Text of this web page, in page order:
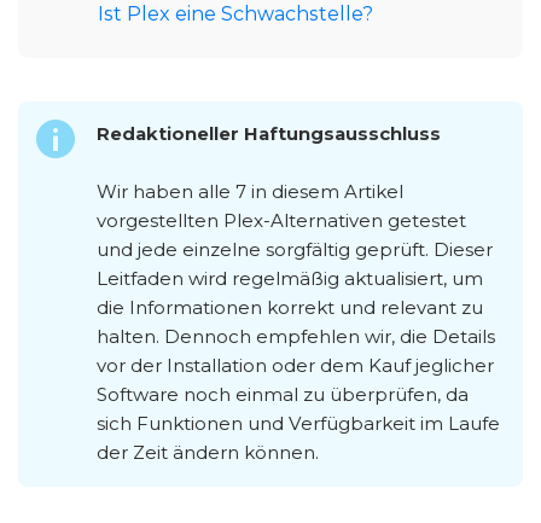
Ist Plex eine Schwachstelle?
Redaktioneller Haftungsausschluss
Wir haben alle 7 in diesem Artikel
vorgestellten Plex-Alternativen getestet
und jede einzelne sorgfältig geprüft. Dieser
Leitfaden wird regelmäßig aktualisiert, um
die Informationen korrekt und relevant zu
halten. Dennoch empfehlen wir, die Details
vor der Installation oder dem Kauf jeglicher
Software noch einmal zu überprüfen, da
sich Funktionen und Verfügbarkeit im Laufe
der Zeit ändern können.